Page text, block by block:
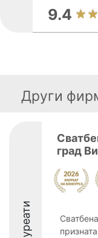
9.4
Други
Лауреати
град